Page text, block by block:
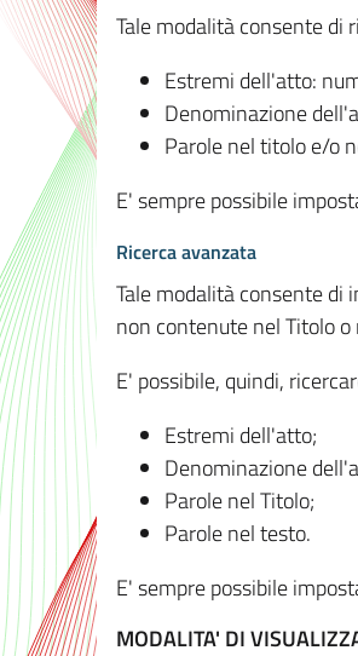
Tale modalità consente di
Estremi dell'atto:
Denominazione
Parole nel titolo e/o
E' sempre possibile
Ricerca avanzata
Tale modalità consente di
non contenute nel Titolo
E' possibile, quindi,
Estremi dell'atto;
Denominazione
Parole nel Titolo;
Parole nel testo.
E' sempre possibile
MODALITA' DI